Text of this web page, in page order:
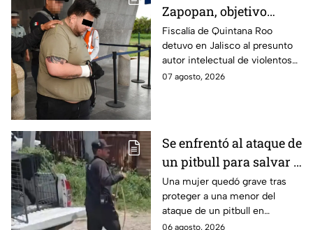
Zapopan, objetivo
prioritario en Playa del
Carmen
Fiscalía de Quintana Roo
detuvo en Jalisco al presunto
autor intelectual de violentos
ataques en fraccionamientos
07 agosto, 2026
Se enfrentó al ataque de
un pitbull para salvar a
una menor; hoy lucha
por su vida en Zapopan
Una mujer quedó grave tras
proteger a una menor del
ataque de un pitbull en
Zapopan; la víctima sufrió
06 agosto, 2026